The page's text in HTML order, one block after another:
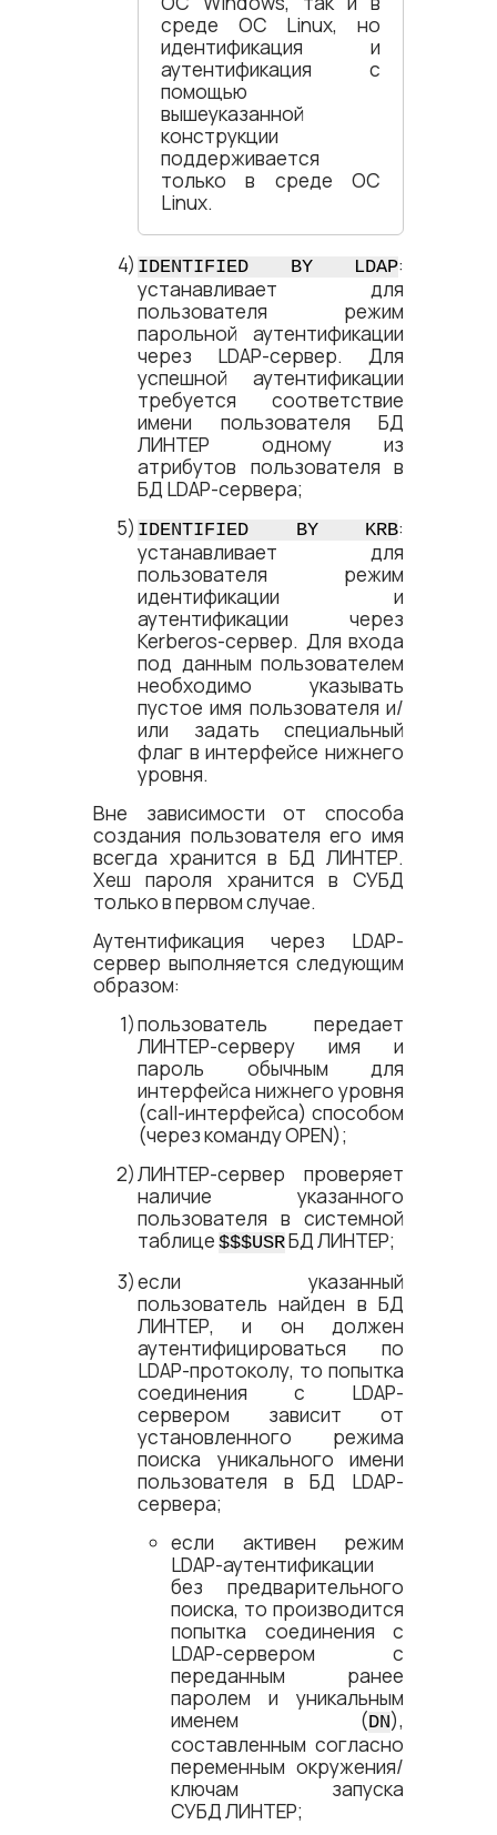
среде ОС Linux, но
идентификация и
аутентификация с
помощью
вышеуказанной
конструкции
поддерживается
только в среде ОС
Linux.
IDENTIFIED BY LDAP:
устанавливает для
пользователя режим
парольной аутентификации
через LDAP-сервер. Для
успешной аутентификации
требуется соответствие
имени пользователя БД
ЛИНТЕР одному из
атрибутов пользователя в
БД LDAP-сервера;
IDENTIFIED BY KRB:
устанавливает для
пользователя режим
идентификации и
аутентификации через
Kerberos-сервер. Для входа
под данным пользователем
необходимо указывать
пустое имя пользователя и/
или задать специальный
флаг в интерфейсе нижнего
уровня.
Вне зависимости от способа
создания пользователя его имя
всегда хранится в БД ЛИНТЕР.
Хеш пароля хранится в СУБД
только в первом случае.
Аутентификация через LDAP-
сервер выполняется следующим
образом:
пользователь передает
ЛИНТЕР-серверу имя и
пароль обычным для
интерфейса нижнего уровня
(call-интерфейса) способом
(через команду OPEN);
ЛИНТЕР-сервер проверяет
наличие указанного
пользователя в системной
таблице $$$USRБД ЛИНТЕР;
если указанный
пользователь найден в БД
ЛИНТЕР, и он должен
аутентифицироваться по
LDAP-протоколу, то попытка
соединения с LDAP-
сервером зависит от
установленного режима
поиска уникального имени
пользователя в БД LDAP-
сервера;
если активен режим
LDAP-аутентификации
без предварительного
поиска, то производится
попытка соединения с
LDAP-сервером с
переданным ранее
паролем и уникальным
именем (DN),
составленным согласно
переменным окружения/
ключам запуска
СУБД ЛИНТЕР;